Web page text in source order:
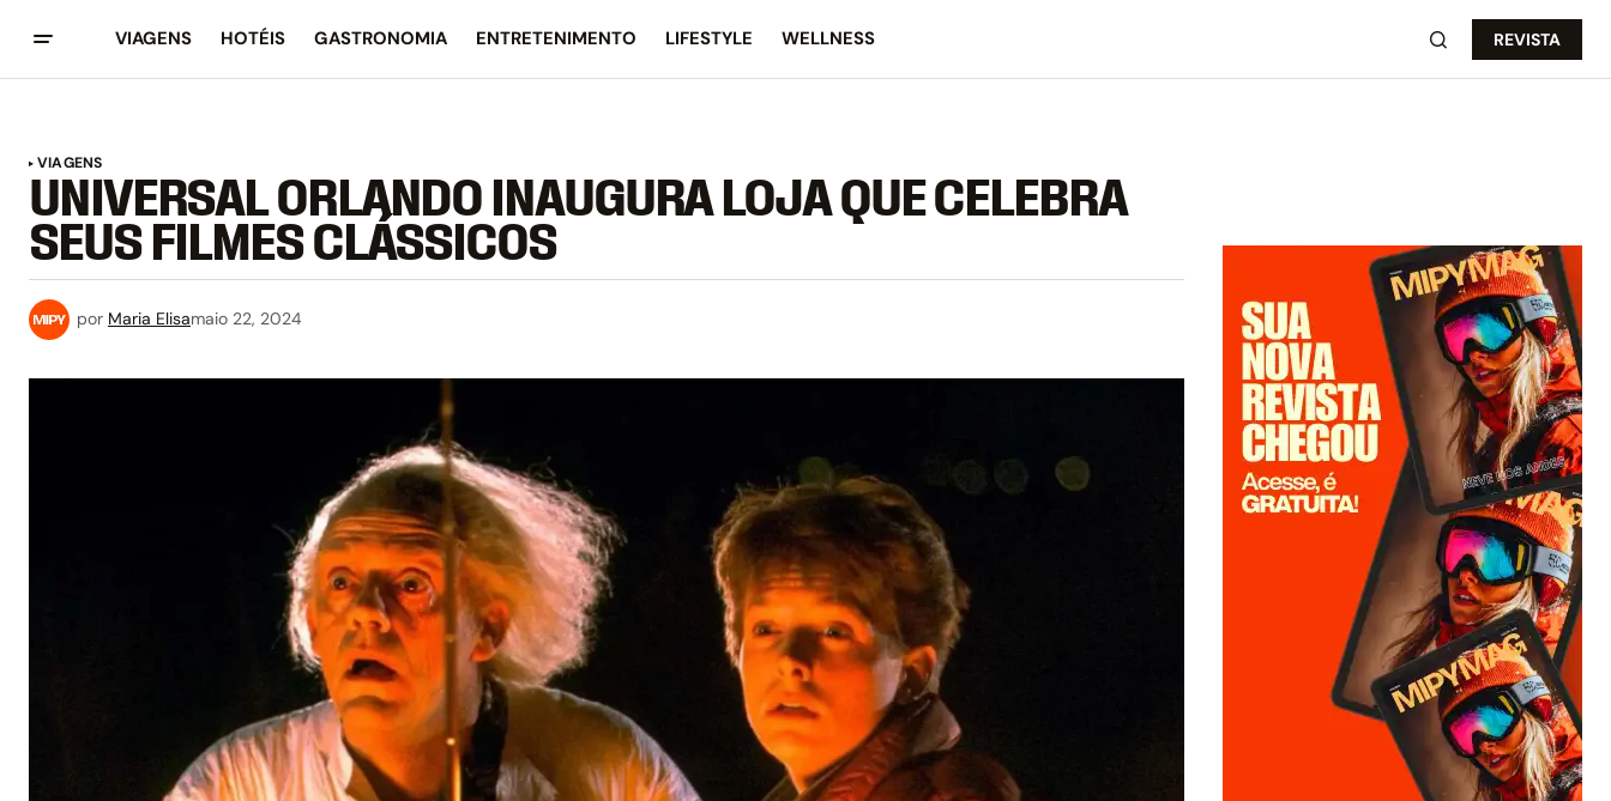
VIAGENS HOTÉIS GASTRONOMIA ENTRETENIMENTO LIFESTYLE WELLNESS REVISTA
VIAGENS
UNIVERSAL ORLANDO INAUGURA LOJA QUE CELEBRA
SEUS FILMES CLÁSSICOS
por Maria Elisamaio 22, 2024